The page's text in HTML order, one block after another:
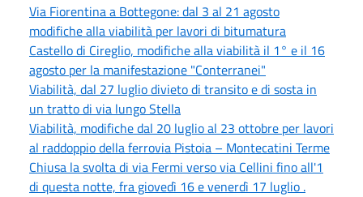
Via Fiorentina a Bottegone: dal 3 al 21 agosto
modifiche alla viabilità per lavori di bitumatura
Castello di Cireglio, modifiche alla viabilità il 1° e il 16
agosto per la manifestazione "Conterranei"
Viabilità, dal 27 luglio divieto di transito e di sosta in
un tratto di via lungo Stella
Viabilità, modifiche dal 20 luglio al 23 ottobre per lavori
al raddoppio della ferrovia Pistoia – Montecatini Terme
Chiusa la svolta di via Fermi verso via Cellini fino all'1
di questa notte, fra giovedì 16 e venerdì 17 luglio .